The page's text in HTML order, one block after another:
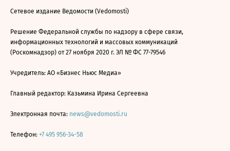
Сетевое издание Ведомости (Vedomosti)
Решение Федеральной службы по надзору в сфере связи,
информационных технологий и массовых коммуникаций
(Роскомнадзор) от 27 ноября 2020 г. ЭЛ № ФС 77-79546
Учредитель: АО «Бизнес Ньюс Медиа»
Главный редактор: Казьмина Ирина Сергеевна
Электронная почта: news@vedomosti.ru
Телефон: +7 495 956-34-58